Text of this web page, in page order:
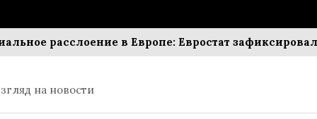
расслоение в Европе: Евростат зафиксировал
на новости